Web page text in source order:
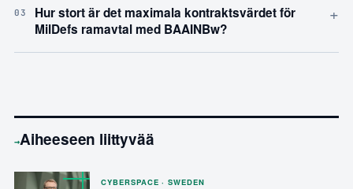
03
Hur stort är det maximala kontraktsvärdet för
MilDefs ramavtal med BAAINBw?
+
→Aiheeseen liittyvää
CYBERSPACE · SWEDEN